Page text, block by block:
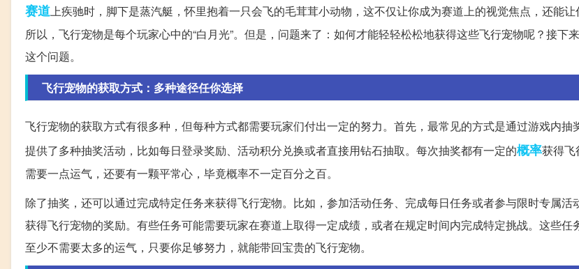
赛道上疾驰时，脚下是蒸汽艇，怀里抱着一只会飞的毛茸茸小动物，这不仅让你成为赛道上的视觉焦点，还能让
所以，飞行宠物是每个玩家心中的“白月光”。但是，问题来了：如何才能轻轻松松地获得这些飞行宠物呢？接下
这个问题。
飞行宠物的获取方式：多种途径任你选择
飞行宠物的获取方式有很多种，但每种方式都需要玩家们付出一定的努力。首先，最常见的方式是通过游戏内抽
提供了多种抽奖活动，比如每日登录奖励、活动积分兑换或者直接用钻石抽取。每次抽奖都有一定的概率获得飞
需要一点运气，还要有一颗平常心，毕竟概率不一定百分之百。
除了抽奖，还可以通过完成特定任务来获得飞行宠物。比如，参加活动任务、完成每日任务或者参与限时专属活
获得飞行宠物的奖励。有些任务可能需要玩家在赛道上取得一定成绩，或者在规定时间内完成特定挑战。这些任
至少不需要太多的运气，只要你足够努力，就能带回宝贵的飞行宠物。